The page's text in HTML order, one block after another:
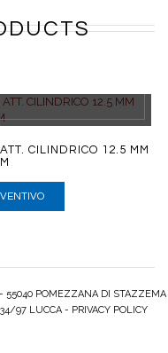
CILINDRICO 12.5 MM
55040 POMEZZANA DI STAZZEMA
97 LUCCA - PRIVACY POLICY